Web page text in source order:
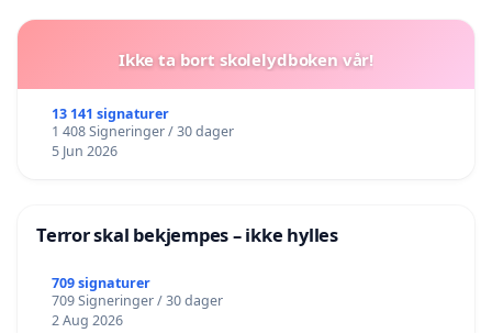
Ikke ta bort skolelydboken vår!
13 141 signaturer
1 408 Signeringer / 30 dager
5 Jun 2026
Terror skal bekjempes – ikke hylles
709 signaturer
709 Signeringer / 30 dager
2 Aug 2026